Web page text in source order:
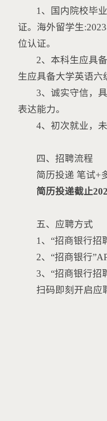
1、国内院校毕
证。海外留学生
位认证。
2、本科生应具
生应具备大学英语六
3、诚实守信，
表达能力。
4、初次就业，
四、招聘流程
简历投递 笔试+
简历投递截止
五、应聘方式
1、“招商银行招
2、“招商银行
3、“招商银行招
扫码即刻开启应